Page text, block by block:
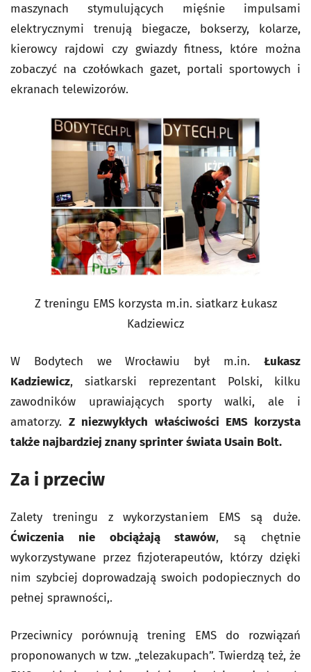
maszynach stymulujących mięśnie impulsami
elektrycznymi trenują biegacze, bokserzy, kolarze,
kierowcy rajdowi czy gwiazdy fitness, które można
zobaczyć na czołówkach gazet, portali sportowych i
ekranach telewizorów.
Z treningu EMS korzysta m.in. siatkarz Łukasz
Kadziewicz
W Bodytech we Wrocławiu był m.in. Łukasz
Kadziewicz, siatkarski reprezentant Polski, kilku
zawodników uprawiających sporty walki, ale i
amatorzy.Z niezwykłych właściwości EMS korzysta
także najbardziej znany sprinter świata Usain Bolt.
Za i przeciw
Zalety treningu z wykorzystaniem EMS są duże.
Ćwiczenia nie obciążają stawów, są chętnie
wykorzystywane przez fizjoterapeutów, którzy dzięki
nim szybciej doprowadzają swoich podopiecznych do
pełnej sprawności,.
Przeciwnicy porównują trening EMS do rozwiązań
proponowanych w tzw. „telezakupach”. Twierdzą też, że